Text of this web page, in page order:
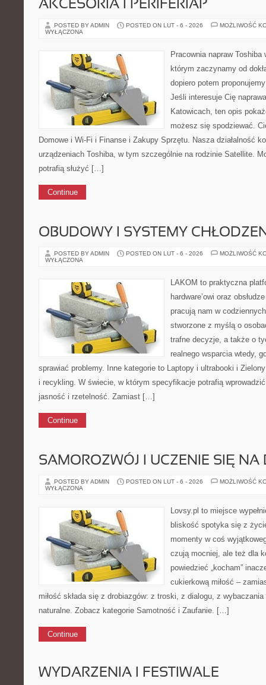
AKCESORIA I PERIFERIAP
POSTED BY ADMIN POSTED ON LUT - 6 - 2026
MOŻLIWOŚĆ
WYŁĄCZONA
Pracownia napraw
którym zaczynamy od
dopiero potem
Jeśli interesuje Cię
Katowicach, ten opis
możesz się spodziewać.
Domowe i Wi-Fi i Finanse i Zakupy Sprzętu. Nasza działalność
urządzeniach Toshiba, w tym szczególnie na rodzinie Satellite.
potrafią służyć […]
Continue
OBUDOWY I SYSTEMY
POSTED BY ADMIN POSTED ON LUT - 6 - 2026
MOŻLIWOŚĆ
WYŁĄCZONA
LAKOM to praktyczna
hardware’owi oraz
pracują nam w
stworzone z myślą o
trafne decyzje, a także o
realnego wsparcia wtedy,
sprawiać problemy. Inne kategorie to Laptopy i ultrabooki i
i recykling. W świecie, w którym specyfikacje potrafią
jasność i rzetelność. Zamiast […]
Continue
SAMOROZWÓJ I UCZENIE SIĘ NA
POSTED BY ADMIN POSTED ON LUT - 6 - 2026
MOŻLIWOŚĆ
WYŁĄCZONA
Lovsy.pl to miejsce
bliskość spotyka się z
momenty w coś
czują mocniej, ale też dla
powiedzieć „kocham”
cukierkową miłość –
miłość składa się z drobiazgów: z troski, z dialogu, z
naturalne. Zobacz kategorie Samotność i Zaufanie. […]
Continue
WYDARZENIA I FESTIWALE